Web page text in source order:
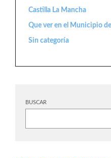
Castilla La Mancha
Que ver en el Municipio de
Sin categoría
BUSCAR